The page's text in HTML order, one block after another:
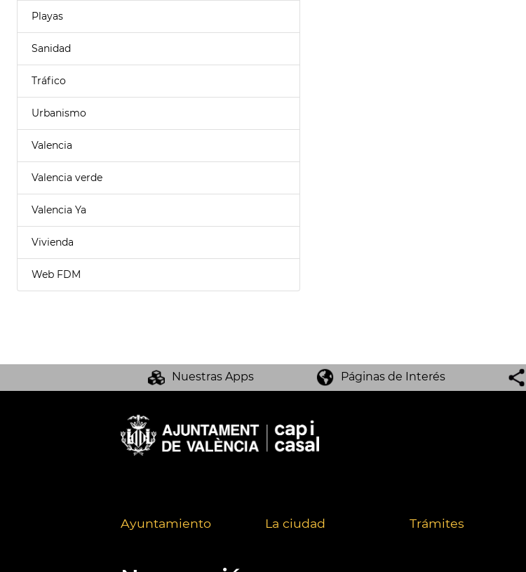
Playas
Sanidad
Tráfico
Urbanismo
Valencia
Valencia verde
Valencia Ya
Vivienda
Web FDM
Nuestras Apps Páginas de Interés
Ayuntamiento La ciudad Trámites